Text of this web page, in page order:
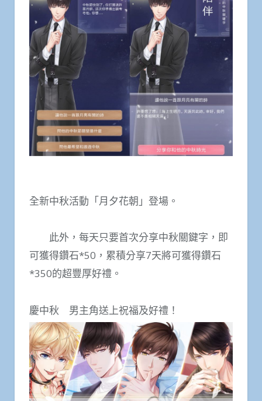
全新中秋活動「月夕花朝」登場。
此外，每天只要首次分享中秋關鍵字，即
可獲得鑽石*50，累積分享7天將可獲得鑽石
*350的超豐厚好禮。
慶中秋 男主角送上祝福及好禮！